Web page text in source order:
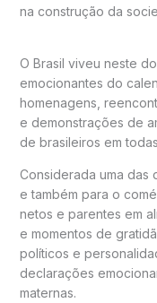
na construção da
O Brasil viveu neste
emocionantes do
homenagens,
e demonstrações de
de brasileiros em
Considerada uma das
e também para o
netos e parentes em
e momentos de
políticos e
declarações
maternas.